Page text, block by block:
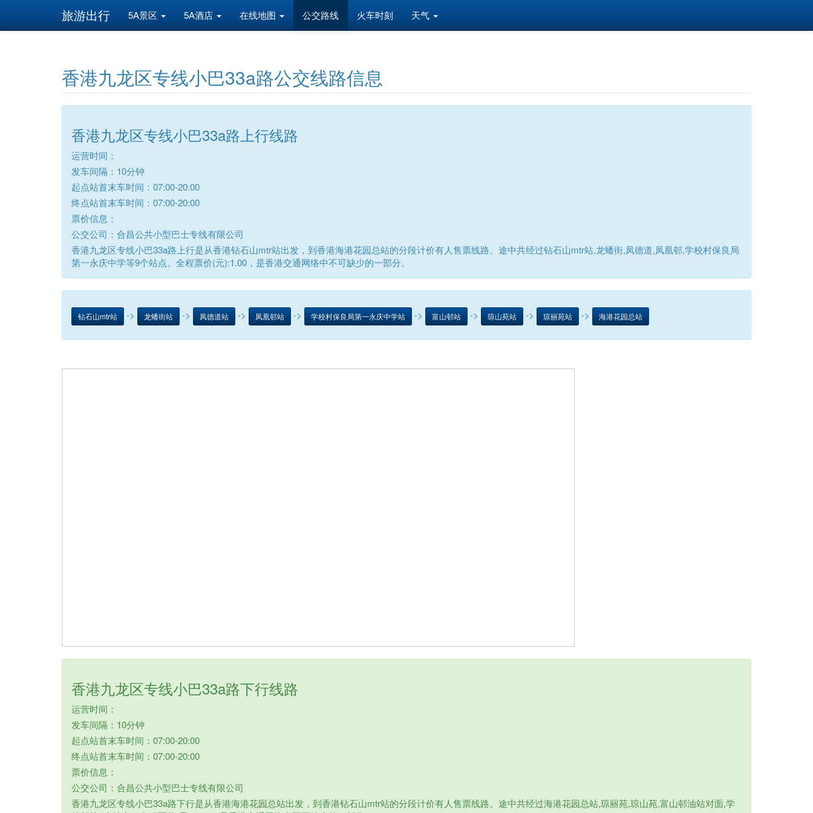
旅游出行 5A景区 5A酒店 在线地图 公交路线 火车时刻 天气
香港九龙区专线小巴33a路公交线路信息
香港九龙区专线小巴33a路上行线路
运营时间：
发车间隔：10分钟
起点站首末车时间：07:00-20:00
终点站首末车时间：07:00-20:00
票价信息：
公交公司：合昌公共小型巴士专线有限公司
香港九龙区专线小巴33a路上行是从香港钻石山mtr站出发，到香港海港花园总站的分段计价有人售票线路。途中共经过钻石山mtr站,龙蟠街,凤德道,凤凰邨,学校村保良局
第一永庆中学等9个站点。全程票价(元):1.00，是香港交通网络中不可缺少的一部分。
钻石山mtr站 -> 龙蟠街站 -> 凤德道站 -> 凤凰邨站 -> 学校村保良局第一永庆中学站 -> 富山邨站 -> 琼山苑站 -> 琼丽苑站 -> 海港花园总站
香港九龙区专线小巴33a路下行线路
运营时间：
发车间隔：10分钟
起点站首末车时间：07:00-20:00
终点站首末车时间：07:00-20:00
票价信息：
公交公司：合昌公共小型巴士专线有限公司
香港九龙区专线小巴33a路下行是从香港海港花园总站出发，到香港钻石山mtr站的分段计价有人售票线路。途中共经过海港花园总站,琼丽苑,琼山苑,富山邨油站对面,学